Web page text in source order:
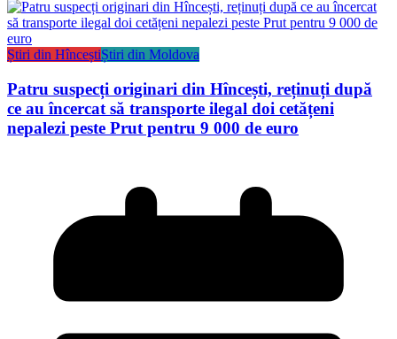
Știri din HînceștiȘtiri din Moldova
Patru suspecți originari din Hîncești, reținuți după
ce au încercat să transporte ilegal doi cetățeni
nepalezi peste Prut pentru 9 000 de euro